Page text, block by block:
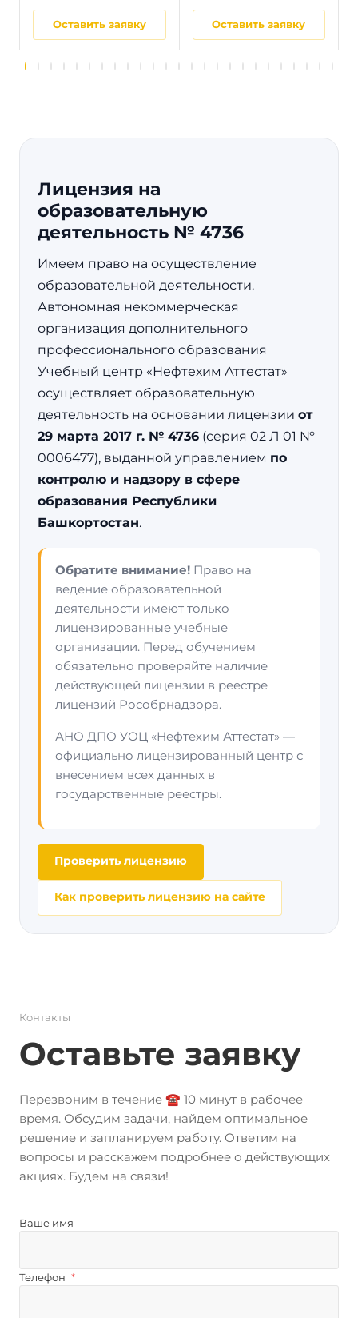
Оставить заявку Оставить заявку
Лицензия на
образовательную
деятельность № 4736
Имеем право на осуществление
образовательной деятельности.
Автономная некоммерческая
организация дополнительного
профессионального образования
Учебный центр «Нефтехим Аттестат»
осуществляет образовательную
деятельность на основании лицензии от
29 марта 2017 г. № 4736 (серия 02 Л 01 №
0006477), выданной управлением по
контролю и надзору в сфере
образования Республики
Башкортостан.
Обратите внимание! Право на
ведение образовательной
деятельности имеют только
лицензированные учебные
организации. Перед обучением
обязательно проверяйте наличие
действующей лицензии в реестре
лицензий Рособрнадзора.
АНО ДПО УОЦ «Нефтехим Аттестат» —
официально лицензированный центр с
внесением всех данных в
государственные реестры.
Проверить лицензию
Как проверить лицензию на сайте
Контакты
Оставьте заявку
Перезвоним в течение ☎️ 10 минут в рабочее
время. Обсудим задачи, найдем оптимальное
решение и запланируем работу. Ответим на
вопросы и расскажем подробнее о действующих
акциях. Будем на связи!
Ваше имя
Телефон *